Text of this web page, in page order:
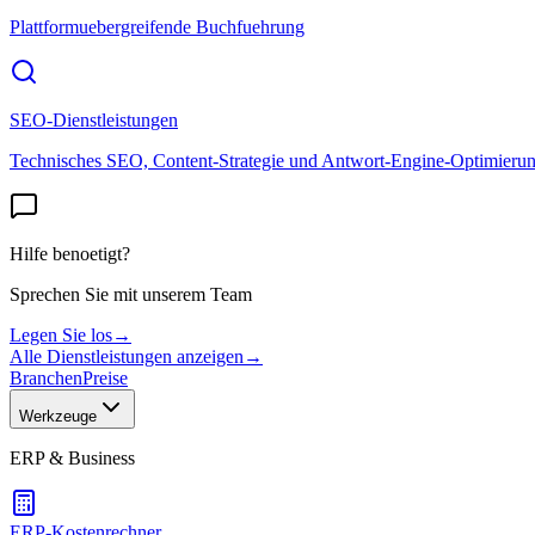
Plattformuebergreifende Buchfuehrung
SEO-Dienstleistungen
Technisches SEO, Content-Strategie und Antwort-Engine-
Hilfe benoetigt?
Sprechen Sie mit unserem Team
Legen Sie los→
Alle Dienstleistungen anzeigen →
BranchenPreise
Werkzeuge
ERP & Business